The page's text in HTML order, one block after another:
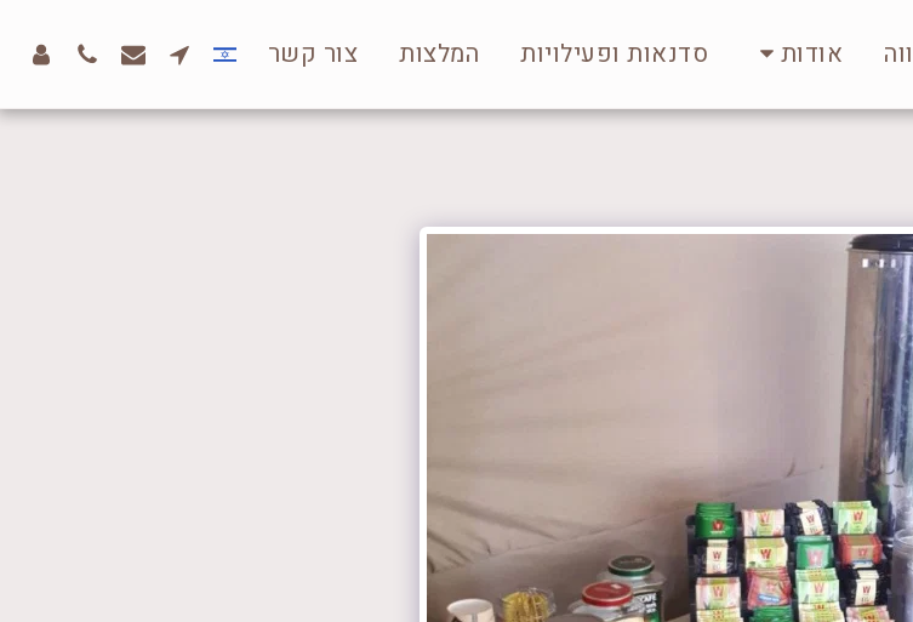
אודות סדנאות ופעילויות המלצות צור קשר